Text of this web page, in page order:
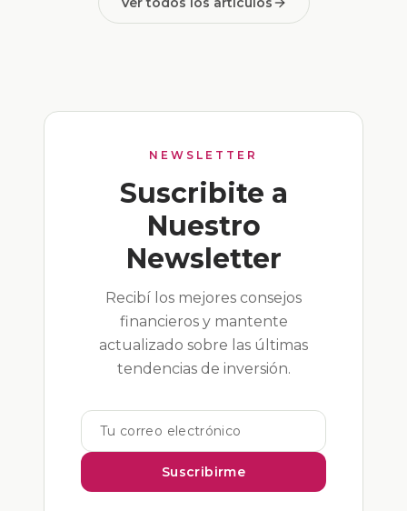
NEWSLETTER
Suscribite a
Nuestro
Newsletter
Recibí los mejores consejos
financieros y mantente
actualizado sobre las últimas
tendencias de inversión.
Suscribirme